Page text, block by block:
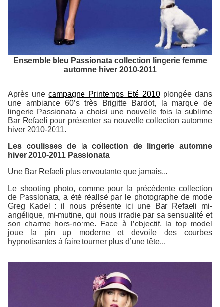
Ensemble bleu Passionata collection lingerie femme
automne hiver 2010-2011
Après unecampagne Printemps Eté 2010plongée dans
une ambiance 60’s très Brigitte Bardot, la marque de
lingerie Passionata a choisi une nouvelle fois la sublime
Bar Refaeli pour présenter sa nouvelle collection automne
hiver 2010-2011.
Les coulisses de la collection de lingerie automne
hiver 2010-2011 Passionata
Une Bar Refaeli plus envoutante que jamais...
Le shooting photo, comme pour la précédente collection
de Passionata, a été réalisé par le photographe de mode
Greg Kadel : il nous présente ici une Bar Refaeli mi-
angélique, mi-mutine, qui nous irradie par sa sensualité et
son charme hors-norme. Face à l’objectif, la top model
joue la pin up moderne et dévoile des courbes
hypnotisantes à faire tourner plus d’une tête...